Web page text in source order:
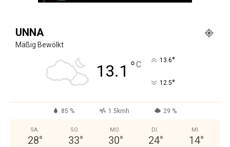
UNNA
Mäßig Bewölkt
13.1 °C 13.6°
12.5°
85 % 1.5kmh 29 %
SA.
28°
SO.
33°
MO.
30°
DI.
24°
MI.
14°